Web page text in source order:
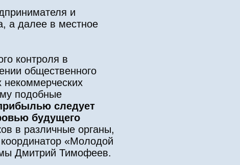
и
а далее в местное
контроля в
общественного
некоммерческих
подобные
следует
будущего
в различные органы,
«Молодой
Дмитрий Тимофеев.